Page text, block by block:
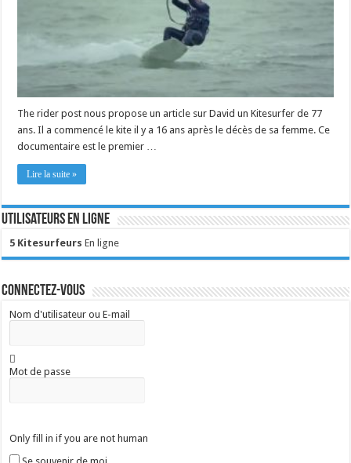
The rider post nous propose un article sur David un Kitesurfer de 77
ans. Il a commencé le kite il y a 16 ans après le décès de sa femme. Ce
documentaire est le premier …
Lire la suite »
Utilisateurs en ligne
5 Kitesurfeurs En ligne
Connectez-vous
Nom d'utilisateur ou E-mail
Mot de passe
Only fill in if you are not human